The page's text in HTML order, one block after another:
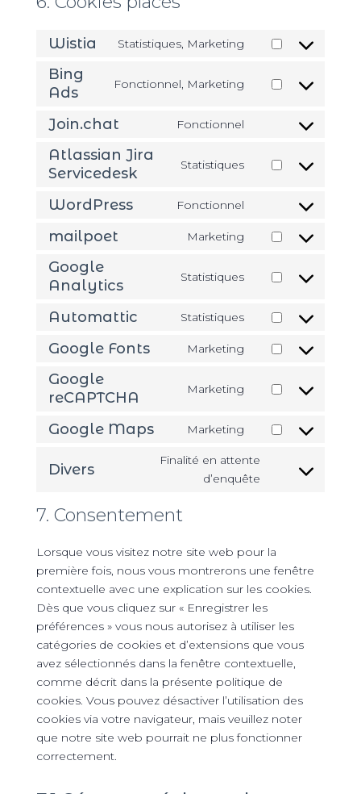
Wistia Statistiques, Marketing
Consent
service
Bing
Ads
Fonctionnel, Marketing
Consent
ads
Join.chat Fonctionnel
Consent
service
Atlassian Jira
Servicedesk
Statistiques
Consent
atlassian-
jira-
WordPress Fonctionnel
Consent
wordpress
mailpoet Marketing
Consent
service
Google
Analytics
Statistiques
Consent
service
google-
analytics
Automattic Statistiques
Consent
automattic
Google Fonts Marketing
Consent
service
fonts
Google
reCAPTCHA
Marketing
Consent
service
recaptcha
Google Maps Marketing
Consent
to
service
Divers
Finalité en attente
d’enquête
Consent
7. Consentement
Lorsque vous visitez notre site web pour la
première fois, nous vous montrerons une fenêtre
contextuelle avec une explication sur les cookies.
Dès que vous cliquez sur « Enregistrer les
préférences » vous nous autorisez à utiliser les
catégories de cookies et d’extensions que vous
avez sélectionnés dans la fenêtre contextuelle,
comme décrit dans la présente politique de
cookies. Vous pouvez désactiver l’utilisation des
cookies via votre navigateur, mais veuillez noter
que notre site web pourrait ne plus fonctionner
correctement.